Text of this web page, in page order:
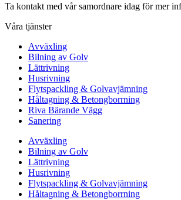
Ta kontakt med vår samordnare idag för mer
Våra tjänster
Avväxling
Bilning av Golv
Lättrivning
Husrivning
Flytspackling & Golvavjämning
Håltagning & Betongborrning
Riva Bärande Vägg
Sanering
Avväxling
Bilning av Golv
Lättrivning
Husrivning
Flytspackling & Golvavjämning
Håltagning & Betongborrning